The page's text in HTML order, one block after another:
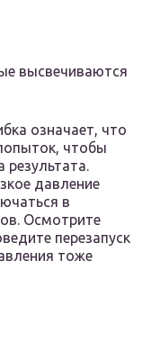
высвечиваются
означает, что
чтобы
результата.
давление
в
Осмотрите
перезапуск
тоже